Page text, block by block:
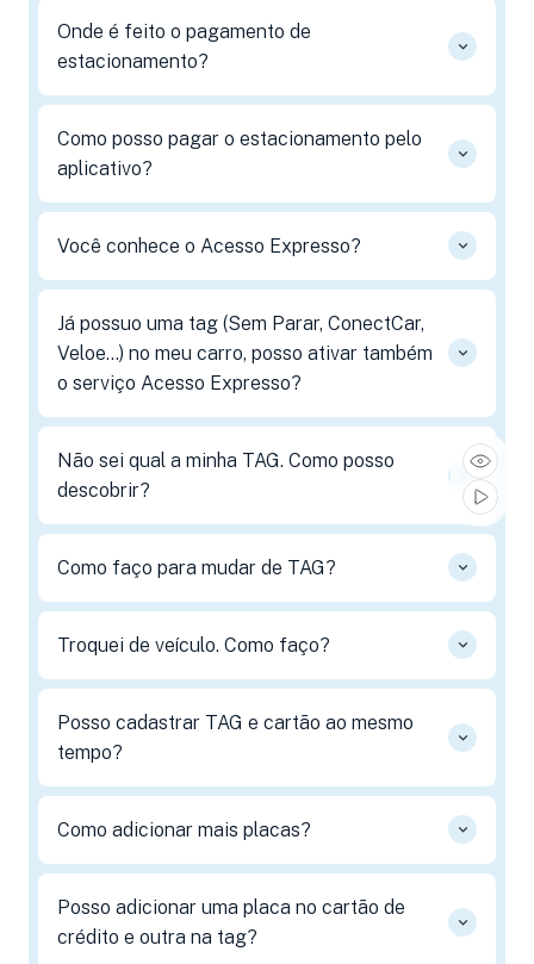
Onde é feito o pagamento de
estacionamento?
Como posso pagar o estacionamento pelo
aplicativo?
Você conhece o Acesso Expresso?
Já possuo uma tag (Sem Parar, ConectCar,
Veloe...) no meu carro, posso ativar também
o serviço Acesso Expresso?
Não sei qual a minha TAG. Como posso
descobrir?
Como faço para mudar de TAG?
Troquei de veículo. Como faço?
Posso cadastrar TAG e cartão ao mesmo
tempo?
Como adicionar mais placas?
Posso adicionar uma placa no cartão de
crédito e outra na tag?